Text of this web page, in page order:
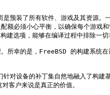
预装了所有软件、游戏及其资源
必须小心平衡，以确保每个游戏
选项，能够在编译过程中排除一切
所幸的是，FreeBSD 的构建系统
设备的补丁集自然地融入了构建
客户来说是真正的价值。